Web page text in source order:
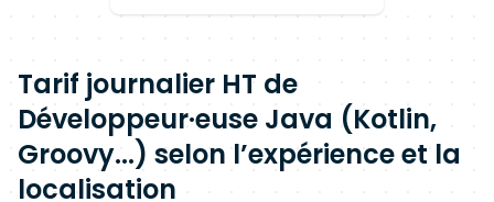
Tarif journalier HT de
Développeur·euse Java (Kotlin,
Groovy...) selon l’expérience et la
localisation